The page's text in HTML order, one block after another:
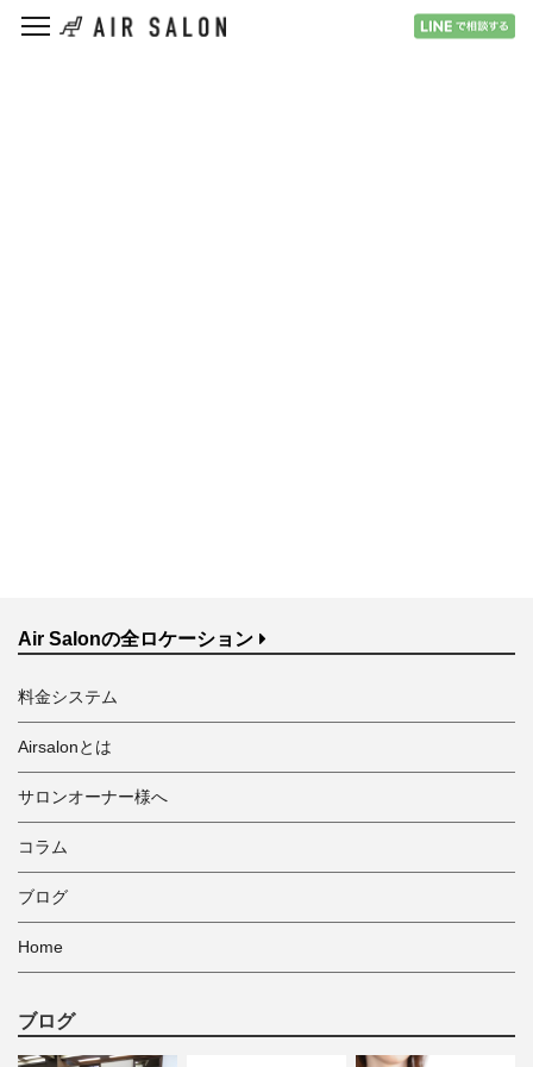
Air Salonの全ロケーション
料金システム
Airsalonとは
サロンオーナー様へ
コラム
ブログ
Home
ブログ